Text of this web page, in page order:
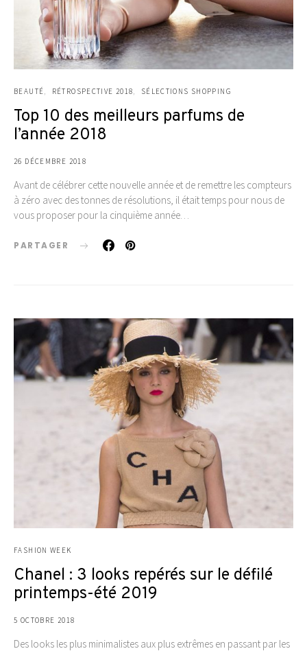
BEAUTÉ RÉTROSPECTIVE 2018 SÉLECTIONS SHOPPING
Top 10 des meilleurs parfums de
l’année 2018
26 DÉCEMBRE 2018
Avant de célébrer cette nouvelle année et de remettre les compteurs
à zéro avec des tonnes de résolutions, il était temps pour nous de
vous proposer pour la cinquième année…
PARTAGER
FASHION WEEK
Chanel : 3 looks repérés sur le défilé
printemps-été 2019
5 OCTOBRE 2018
Des looks les plus minimalistes aux plus extrêmes en passant par les